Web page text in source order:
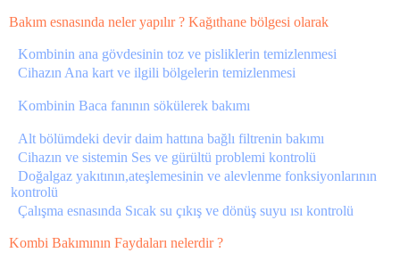
Bakım esnasında neler yapılır ? Kağıthane bölgesi olarak
Kombinin ana gövdesinin toz ve pisliklerin temizlenmesi
Cihazın Ana kart ve ilgili bölgelerin temizlenmesi
Kombinin Baca fanının sökülerek bakımı
Alt bölümdeki devir daim hattına bağlı filtrenin bakımı
Cihazın ve sistemin Ses ve gürültü problemi kontrolü
Doğalgaz yakıtının,ateşlemesinin ve alevlenme fonksiyonlarının
kontrolü
Çalışma esnasında Sıcak su çıkış ve dönüş suyu ısı kontrolü
Kombi Bakımının Faydaları nelerdir ?